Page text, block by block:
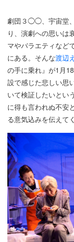
劇団３◯◯、宇宙堂
り、演劇への思いは
マやバラエティなど
にある。そんな渡辺
の手に乗れ』が1月
設で感じた悲しい思
いて検証したいとい
に得も言われぬ不安
る意気込みを伝えて